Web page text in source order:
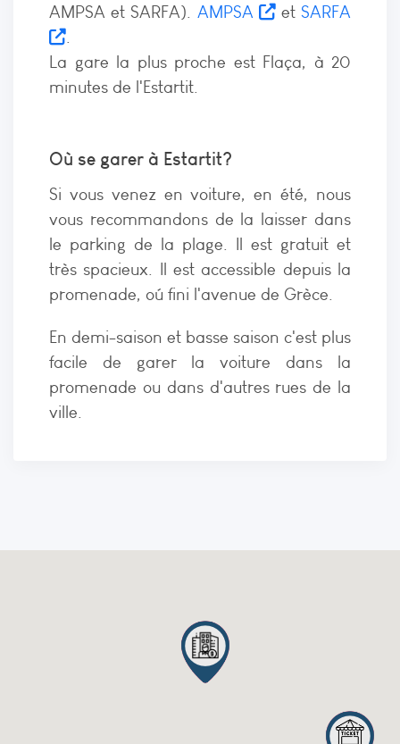
AMPSA et SARFA). AMPSA etSARFA
.
La gare la plus proche est Flaça, à 20
minutes de l'Estartit.
Où se garer à Estartit?
Si vous venez en voiture, en été, nous
vous recommandons de la laisser dans
le parking de la plage. Il est gratuit et
très spacieux. Il est accessible depuis la
promenade, oú fini l'avenue de Grèce.
En demi-saison et basse saison c'est plus
facile de garer la voiture dans la
promenade ou dans d'autres rues de la
ville.